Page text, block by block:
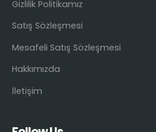
Gizlilik Politikamız
Satış Sözleşmesi
Mesafeli Satış Sözleşmesi
Hakkımızda
İletişim